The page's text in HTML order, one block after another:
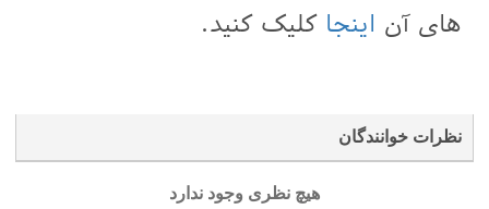
های آن
اینجا کلیک کنید.
نظرات خوانندگان
هیچ نظری وجود ندارد